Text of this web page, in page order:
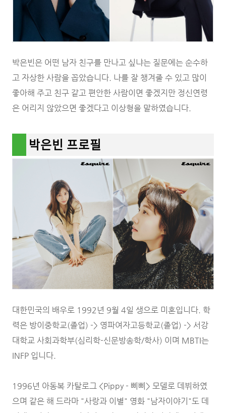
박은빈은 어떤 남자 친구를 만나고 싶냐는 질문에는 순수하
고 자상한 사람을 꼽았습니다. 나를 잘 챙겨줄 수 있고 많이
좋아해 주고 친구 같고 편안한 사람이면 좋겠지만 정신연령
은 어리지 않았으면 좋겠다고 이상형을 말하였습니다.
박은빈 프로필
대한민국의 배우로 1992년 9월 4일 생으로 미혼입니다. 학
력은 방이중학교(졸업) -> 영파여자고등학교(졸업) -> 서강
대학교 사회과학부(심리학-신문방송학/학사) 이며 MBTI는
INFP 입니다.
1996년 아동복 카탈로그 <Pippy - 삐삐> 모델로 데뷔하였
으며 같은 해 드라마 "사랑과 이별" 영화 "남자이야기"도 데